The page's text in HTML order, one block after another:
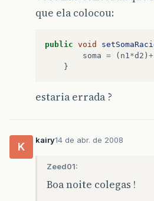
que ela colocou:
public void
soma = ( n1*d2 ) +
}
estaria errada ?
K
kairy14 de abr. de 2008
Zeed01:
Boa noite colegas !